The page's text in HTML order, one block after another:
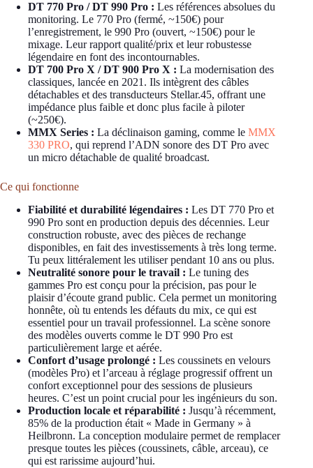
DT 770 Pro / DT 990 Pro : Les références absolues du
monitoring. Le 770 Pro (fermé, ~150€) pour
l’enregistrement, le 990 Pro (ouvert, ~150€) pour le
mixage. Leur rapport qualité/prix et leur robustesse
légendaire en font des incontournables.
DT 700 Pro X / DT 900 Pro X : La modernisation des
classiques, lancée en 2021. Ils intègrent des câbles
détachables et des transducteurs Stellar.45, offrant une
impédance plus faible et donc plus facile à piloter
(~250€).
MMX Series : La déclinaison gaming, comme le MMX
330 PRO, qui reprend l’ADN sonore des DT Pro avec
un micro détachable de qualité broadcast.
Ce qui fonctionne
Fiabilité et durabilité légendaires : Les DT 770 Pro et
990 Pro sont en production depuis des décennies. Leur
construction robuste, avec des pièces de rechange
disponibles, en fait des investissements à très long terme.
Tu peux littéralement les utiliser pendant 10 ans ou plus.
Neutralité sonore pour le travail : Le tuning des
gammes Pro est conçu pour la précision, pas pour le
plaisir d’écoute grand public. Cela permet un monitoring
honnête, où tu entends les défauts du mix, ce qui est
essentiel pour un travail professionnel. La scène sonore
des modèles ouverts comme le DT 990 Pro est
particulièrement large et aérée.
Confort d’usage prolongé : Les coussinets en velours
(modèles Pro) et l’arceau à réglage progressif offrent un
confort exceptionnel pour des sessions de plusieurs
heures. C’est un point crucial pour les ingénieurs du son.
Production locale et réparabilité : Jusqu’à récemment,
85% de la production était « Made in Germany » à
Heilbronn. La conception modulaire permet de remplacer
presque toutes les pièces (coussinets, câble, arceau), ce
qui est rarissime aujourd’hui.